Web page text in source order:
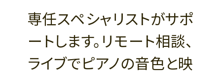
専任スペシャリストがサポ
ートします。リモート相談、
ライブでピアノの音色と映